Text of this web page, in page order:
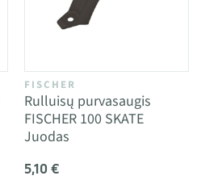
FISCHER
Rulluisų purvasaugis
FISCHER 100 SKATE
Juodas
5,10 €